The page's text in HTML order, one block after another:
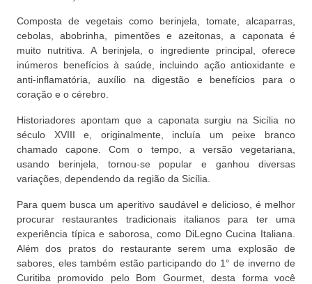
Composta de vegetais como berinjela, tomate, alcaparras,
cebolas, abobrinha, pimentões e azeitonas, a caponata é
muito nutritiva. A berinjela, o ingrediente principal, oferece
inúmeros benefícios à saúde, incluindo ação antioxidante e
anti-inflamatória, auxílio na digestão e benefícios para o
coração e o cérebro.
Historiadores apontam que a caponata surgiu na Sicília no
século XVIII e, originalmente, incluía um peixe branco
chamado capone. Com o tempo, a versão vegetariana,
usando berinjela, tornou-se popular e ganhou diversas
variações, dependendo da região da Sicília.
Para quem busca um aperitivo saudável e delicioso, é melhor
procurar restaurantes tradicionais italianos para ter uma
experiência típica e saborosa, como DiLegno Cucina Italiana.
Além dos pratos do restaurante serem uma explosão de
sabores, eles também estão participando do 1° de inverno de
Curitiba promovido pelo Bom Gourmet, desta forma você